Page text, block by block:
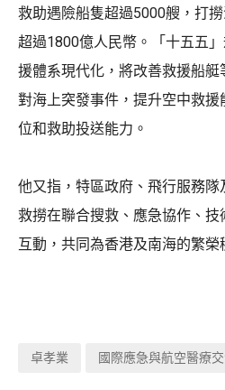
救助遇險船隻超過5000艘，打
超過1800億人民幣。「十五五
援體系現代化，將改善救援船
對海上突發事件，提升空中救
位和救助投送能力。
他又指，特區政府、飛行服務
救撈在聯合搜救、應急協作、技
互動，共同為香港及南海的繁榮
卓孝業 國際應急與航空醫療